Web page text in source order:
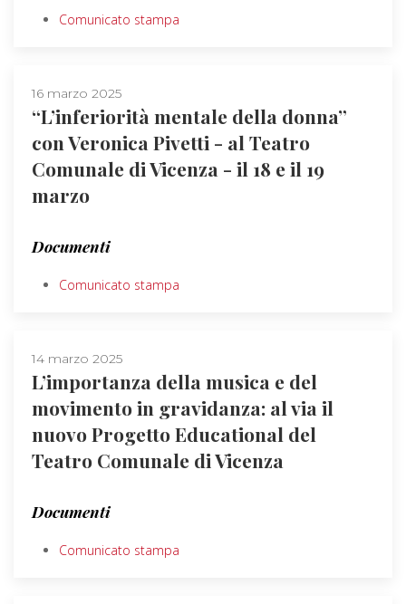
Comunicato stampa
16 marzo 2025
“L’inferiorità mentale della donna”
con Veronica Pivetti - al Teatro
Comunale di Vicenza - il 18 e il 19
marzo
Documenti
Comunicato stampa
14 marzo 2025
L’importanza della musica e del
movimento in gravidanza: al via il
nuovo Progetto Educational del
Teatro Comunale di Vicenza
Documenti
Comunicato stampa